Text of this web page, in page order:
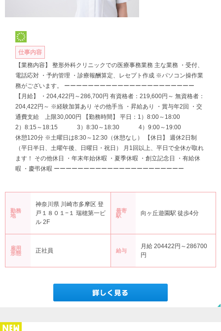
仕事内容
【業務内容】 整形外科クリニックでの医療事務業務 主な業務 ・受付、
電話応対 ・予約管理 ・診療報酬算定、レセプト作成 ※パソコン操作業
務がございます。 ーーーーーーーーーーーーーーーーーーーーーー
【月給】 ・204,422円～286,700円 有資格者：219,600円～ 無資格者：
204,422円～ ※経験加算あり その他手当 ・昇給あり ・賞与年2回 ・交
通費支給 上限30,000円 【勤務時間】 平日：1）8:00～18:00
2）8:15～18:15 3）8:30～18:30 4）9:00～19:00
休憩120分 ※土曜日は8:30～12:30（休憩なし） 【休日】 週休2日制
（平日半日、土曜午後、日曜日・祝日） 月1回以上、平日で全休が取れ
ます！ その他休日 ・年末年始休暇 ・夏季休暇 ・創立記念日 ・有給休
暇 ・慶弔休暇 ーーーーーーーーーーーーーーーーーーーーーー
勤務
地
神奈川県 川崎市多摩区 登
戸１８０１−１ 瑞穂第一ビ
ル 2F
最寄
駅
向ヶ丘遊園駅 徒歩4分
雇用
形態
正社員 給与
月給 204422円～286700
円